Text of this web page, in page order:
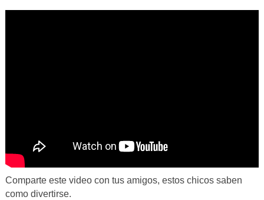
Comparte este video con tus amigos, estos chicos saben
como divertirse.